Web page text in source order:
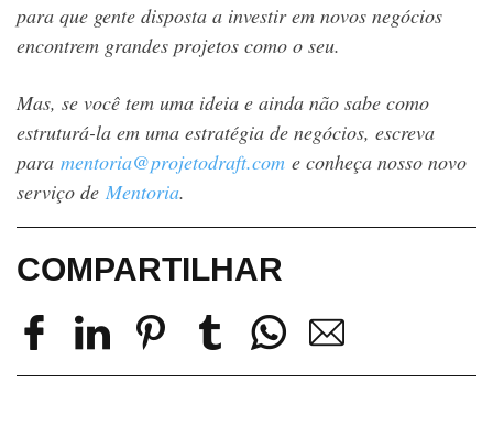
para que gente disposta a investir em novos negócios
encontrem grandes projetos como o seu.
Mas, se você tem uma ideia e ainda não sabe como
estruturá-la em uma estratégia de negócios, escreva
para mentoria@projetodraft.com e conheça nosso novo
serviço de Mentoria.
COMPARTILHAR